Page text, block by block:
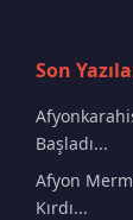
Son
Başladı...
Afyon
Kırdı...